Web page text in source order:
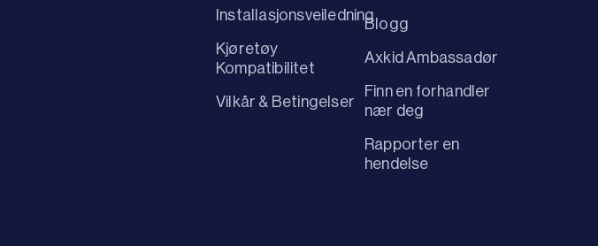
Installasjonsveiledning
Kjøretøy
Kompatibilitet
Vilkår & Betingelser
Blogg
Axkid Ambassadør
Finn en forhandler
nær deg
Rapporter en
hendelse